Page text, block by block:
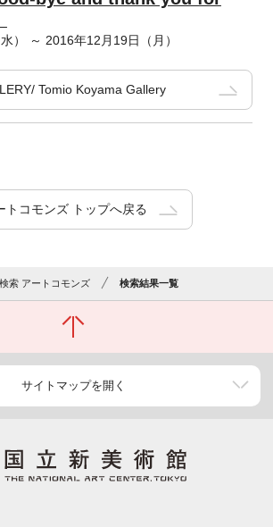
） ～ 2016年12月19日（月）
Tomio Koyama Gallery
トコモンズ トップへ戻る
索 アートコモンズ 検索結果一覧
サイトマップを開く